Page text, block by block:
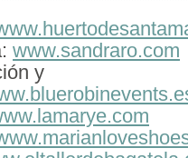
www.sandraro.com
y